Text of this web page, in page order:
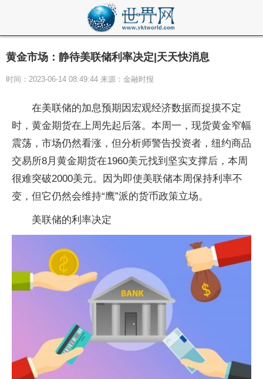
黄金市场：静待美联储利率决定|天天快消息
时间：2023-06-14 08:49:44 来源：金融时报
在美联储的加息预期因宏观经济数据而捉摸不定
时，黄金期货在上周先起后落。本周一，现货黄金窄幅
震荡，市场仍然看涨，但分析师警告投资者，纽约商品
交易所8月黄金期货在1960美元找到坚实支撑后，本周
很难突破2000美元。因为即使美联储本周保持利率不
变，但它仍然会维持“鹰”派的货币政策立场。
美联储的利率决定